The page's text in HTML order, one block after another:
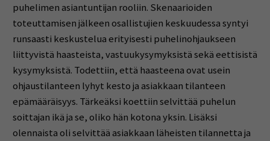
puhelimen asiantuntijan rooliin. Skenaarioiden
toteuttamisen jälkeen osallistujien keskuudessa syntyi
runsaasti keskustelua erityisesti puhelinohjaukseen
liittyvistä haasteista, vastuukysymyksistä sekä eettisistä
kysymyksistä. Todettiin, että haasteena ovat usein
ohjaustilanteen lyhyt kesto ja asiakkaan tilanteen
epämääräisyys. Tärkeäksi koettiin selvittää puhelun
soittajan ikä ja se, oliko hän kotona yksin. Lisäksi
olennaista oli selvittää asiakkaan läheisten tilannetta ja